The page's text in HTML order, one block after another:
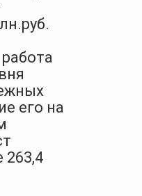
его на
263,4